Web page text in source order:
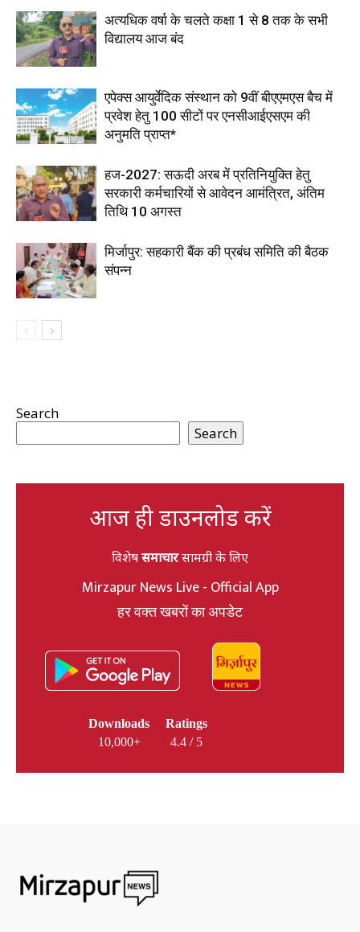
अत्यधिक वर्षा के चलते कक्षा 1 से 8 तक के सभी
विद्यालय आज बंद
एपेक्स आयुर्वेदिक संस्थान को 9वीं बीएएमएस बैच में
प्रवेश हेतु 100 सीटों पर एनसीआईएसएम की
अनुमति प्राप्त*
हज-2027: सऊदी अरब में प्रतिनियुक्ति हेतु
सरकारी कर्मचारियों से आवेदन आमंत्रित, अंतिम
तिथि 10 अगस्त
मिर्जापुर: सहकारी बैंक की प्रबंध समिति की बैठक
संपन्न
Search
Search
आज ही डाउनलोड करें
विशेषसमाचारसामग्री के लिए
Mirzapur News Live - Official App
हर वक्त खबरों का अपडेट
Downloads
10,000+
Ratings
4.4 / 5